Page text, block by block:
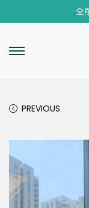
全
PREVIOUS